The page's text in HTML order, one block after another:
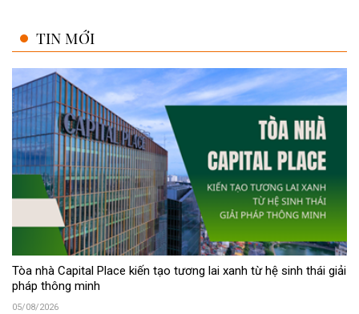
TIN MỚI
Tòa nhà Capital Place kiến tạo tương lai xanh từ hệ sinh thái giải
pháp thông minh
05/08/2026